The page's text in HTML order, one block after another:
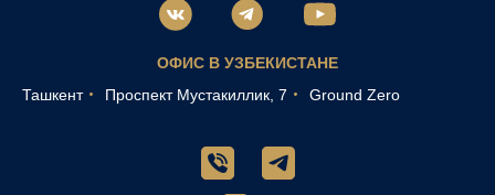
ОФИС В УЗБЕКИСТАНЕ
Ташкент
Проспект Мустакиллик, 7 Ground Zero